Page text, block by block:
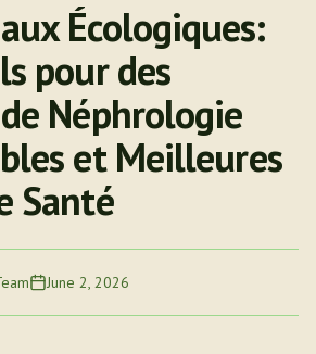
Écologiques:
pour des
Néphrologie
et Meilleures
Santé
June 2, 2026